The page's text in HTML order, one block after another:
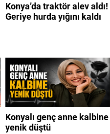
Konya’da traktör alev aldı!
Geriye hurda yığını kaldı
Konyalı genç anne kalbine
yenik düştü